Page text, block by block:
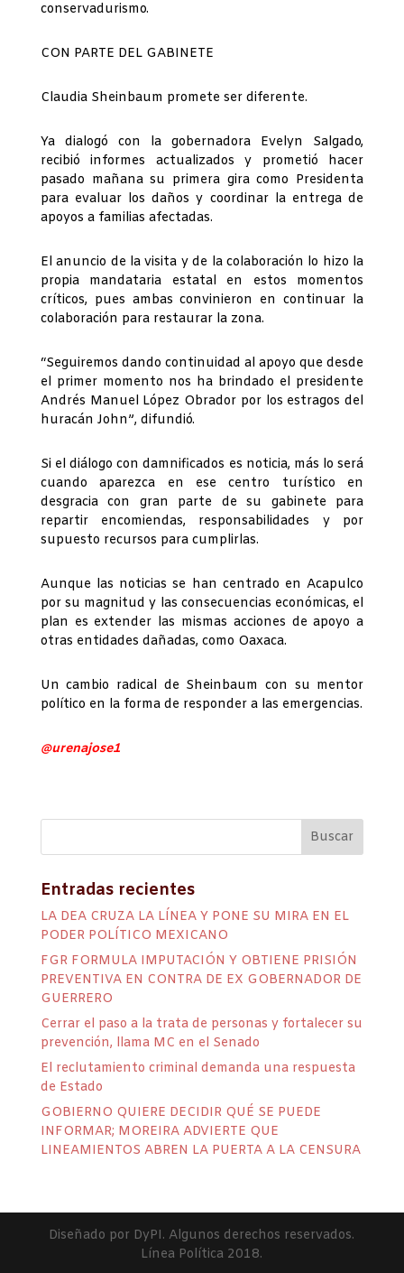
conservadurismo.
CON PARTE DEL GABINETE
Claudia Sheinbaum promete ser diferente.
Ya dialogó con la gobernadora Evelyn Salgado,
recibió informes actualizados y prometió hacer
pasado mañana su primera gira como Presidenta
para evaluar los daños y coordinar la entrega de
apoyos a familias afectadas.
El anuncio de la visita y de la colaboración lo hizo la
propia mandataria estatal en estos momentos
críticos, pues ambas convinieron en continuar la
colaboración para restaurar la zona.
“Seguiremos dando continuidad al apoyo que desde
el primer momento nos ha brindado el presidente
Andrés Manuel López Obrador por los estragos del
huracán John”, difundió.
Si el diálogo con damnificados es noticia, más lo será
cuando aparezca en ese centro turístico en
desgracia con gran parte de su gabinete para
repartir encomiendas, responsabilidades y por
supuesto recursos para cumplirlas.
Aunque las noticias se han centrado en Acapulco
por su magnitud y las consecuencias económicas, el
plan es extender las mismas acciones de apoyo a
otras entidades dañadas, como Oaxaca.
Un cambio radical de Sheinbaum con su mentor
político en la forma de responder a las emergencias.
@urenajose1
Entradas recientes
LA DEA CRUZA LA LÍNEA Y PONE SU MIRA EN EL
PODER POLÍTICO MEXICANO
FGR FORMULA IMPUTACIÓN Y OBTIENE PRISIÓN
PREVENTIVA EN CONTRA DE EX GOBERNADOR DE
GUERRERO
Cerrar el paso a la trata de personas y fortalecer su
prevención, llama MC en el Senado
El reclutamiento criminal demanda una respuesta
de Estado
GOBIERNO QUIERE DECIDIR QUÉ SE PUEDE
INFORMAR; MOREIRA ADVIERTE QUE
LINEAMIENTOS ABREN LA PUERTA A LA CENSURA
Diseñado por DyPI. Algunos derechos reservados.
Línea Política 2018.